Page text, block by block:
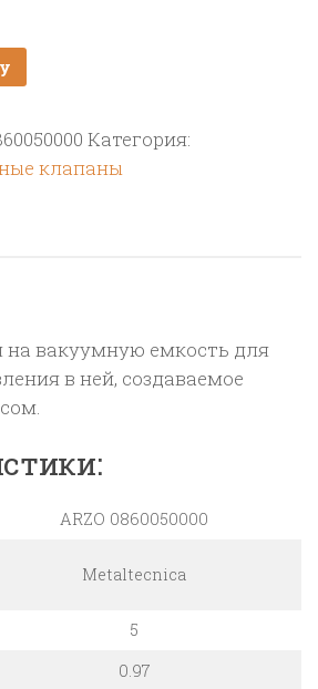
Категория:
клапаны
на вакуумную емкость для
в ней, создаваемое
ARZO 0860050000
Metaltecnica
5
0.97